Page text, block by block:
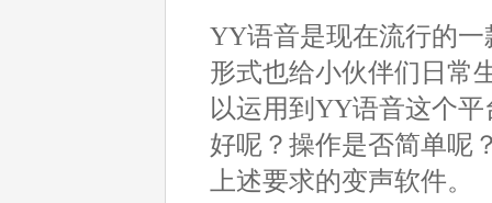
YY语音是现在流行的
形式也给小伙伴们日常
以运用到YY语音这个
好呢？操作是否简单呢
上述要求的变声软件。